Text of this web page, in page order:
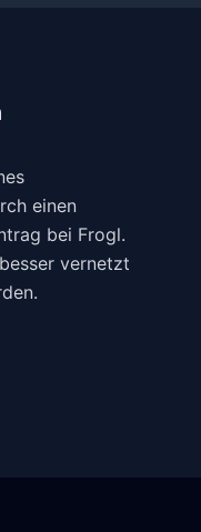
einen
bei Frogl.
vernetzt